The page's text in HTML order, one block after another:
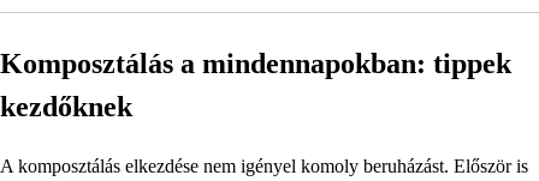
Komposztálás a mindennapokban: tippek
kezdőknek
A komposztálás elkezdése nem igényel komoly beruházást. Először is